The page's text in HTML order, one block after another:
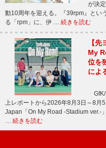
が決
動10周年を迎える。『39rpm』とい
る「rpm」に、伊 … 続きを読む
【
My
位を
によ
GfK/
上レポートから2026年8月3日～8月
Japan「On My Road -Stadium ver.-
… 続きを読む